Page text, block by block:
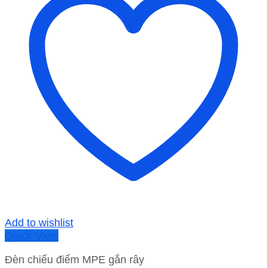
Add to wishlist
Quick View
Đèn chiếu điểm MPE gắn rây